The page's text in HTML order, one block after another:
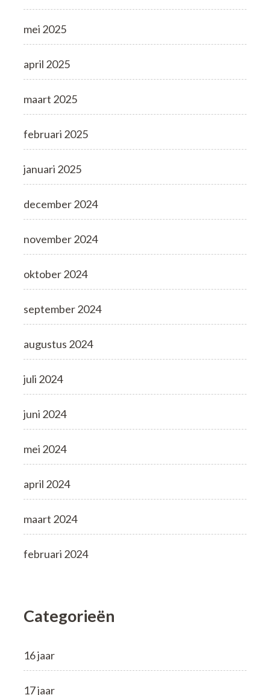
mei 2025
april 2025
maart 2025
februari 2025
januari 2025
december 2024
november 2024
oktober 2024
september 2024
augustus 2024
juli 2024
juni 2024
mei 2024
april 2024
maart 2024
februari 2024
Categorieën
16 jaar
17 jaar